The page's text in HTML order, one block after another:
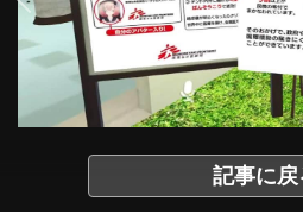
記事に戻